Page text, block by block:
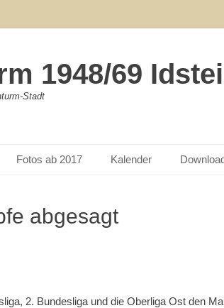
1948/69
Stadt
Fotos ab 2017 Kalender
abgesagt
2. Bundesliga und die Oberliga Ost den